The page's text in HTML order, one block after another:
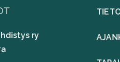
ry